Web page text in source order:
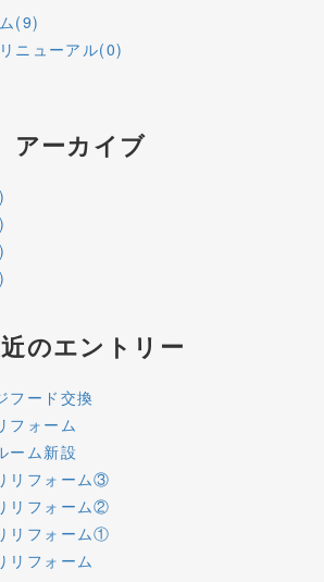
(9)
ニューアル(0)
アーカイブ
のエントリー
フード交換
フォーム
ーム新設
リフォーム③
リフォーム②
リフォーム①
リフォーム